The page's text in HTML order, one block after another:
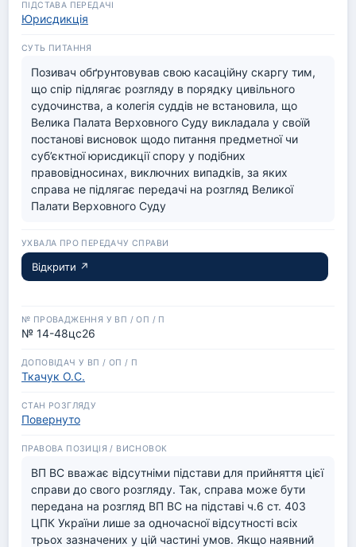
про прийняття спадщини до нотаріальної контори не
подавали, жодного майна, у тому числі нерухомого,
прийняттям спадщини після смерті Пенькного О. В.,
суди не встановили.
Юрисдикція
Позивач обґрунтовував свою касаційну скаргу тим,
що спір підлягає розгляду в порядку цивільного
судочинства, а колегія суддів не встановила, що
Велика Палата Верховного Суду викладала у своїй
постанові висновок щодо питання предметної чи
суб’єктної юрисдикції спору у подібних
правовідносинах, виключних випадків, за яких
справа не підлягає передачі на розгляд Великої
Палати Верховного Суду
Відкрити ↗
№ 14-48цс26
Ткачук О.С.
Повернуто
ВП ВС вважає відсутніми підстави для прийняття цієї
справи до свого розгляду. Так, справа може бути
передана на розгляд ВП ВС на підставі ч.6 ст. 403
ЦПК України лише за одночасної відсутності всіх
трьох зазначених у цій частині умов. Якщо наявний